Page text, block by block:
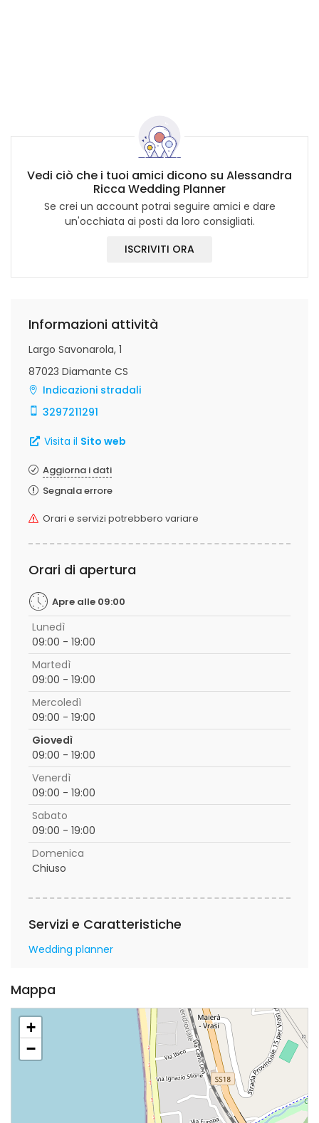
Vedi ciò che i tuoi amici dicono su Alessandra
Ricca Wedding Planner
Se crei un account potrai seguire amici e dare
un'occhiata ai posti da loro consigliati.
ISCRIVITI ORA
Informazioni attività
Largo Savonarola, 1
87023 Diamante CS
Indicazioni stradali
3297211291
Visita il Sito web
Aggiorna i dati
Segnala errore
Orari e servizi potrebbero variare
Orari di apertura
Apre alle 09:00
Lunedì
09:00 - 19:00
Martedì
09:00 - 19:00
Mercoledì
09:00 - 19:00
Giovedì
09:00 - 19:00
Venerdì
09:00 - 19:00
Sabato
09:00 - 19:00
Domenica
Chiuso
Servizi e Caratteristiche
Wedding planner
Mappa
+
−